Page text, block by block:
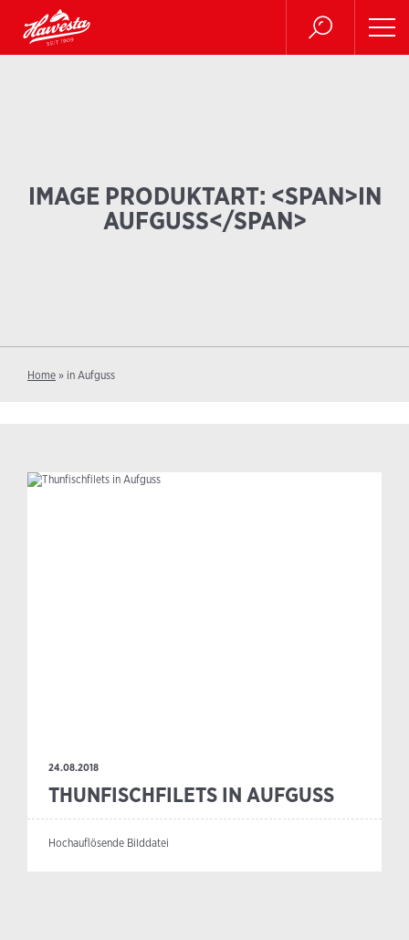
IMAGE PRODUKTART: <SPAN>IN
AUFGUSS</SPAN>
Home » in Aufguss
24.08.2018
THUNFISCHFILETS IN AUFGUSS
Hochauflösende Bilddatei